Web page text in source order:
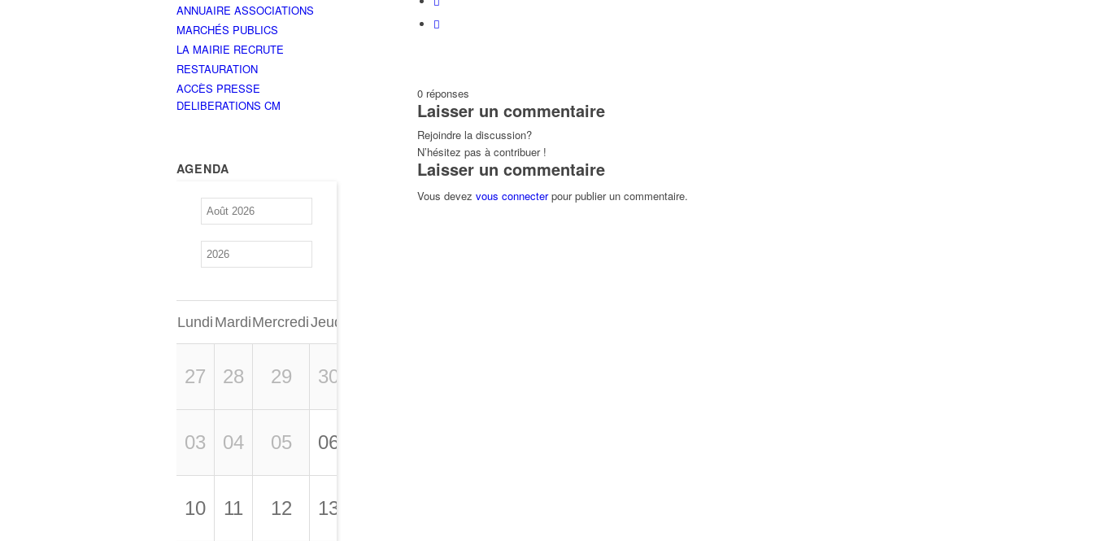
0 réponses
Laisser un commentaire
Rejoindre la discussion?
N’hésitez pas à contribuer !
Laisser un commentaire
Vous devez vous connecterpour publier un commentaire.
ANNUAIRE ASSOCIATIONS
MARCHÉS PUBLICS
LA MAIRIE RECRUTE
RESTAURATION
ACCÈS PRESSE
DELIBERATIONS CM
AGENDA
Lundi MardiMercrediJeudi
27 28 29 30
03 04 05 06
10 11 12 13